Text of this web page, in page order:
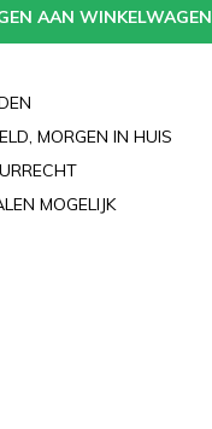
AAN WINKELWAGEN
MORGEN IN HUIS
MOGELIJK